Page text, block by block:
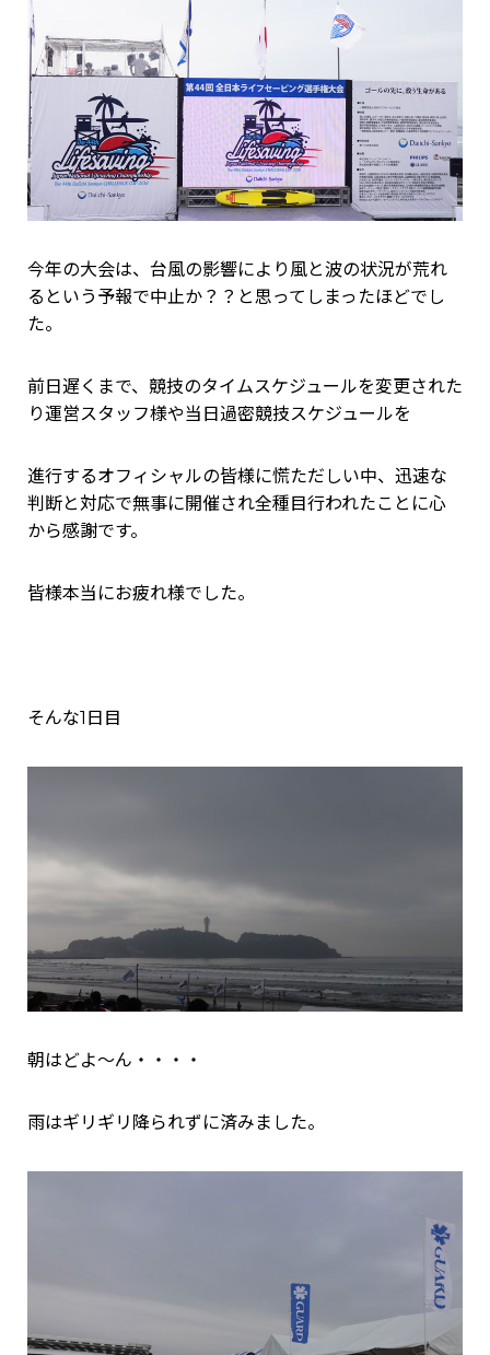
今年の大会は、台風の影響により風と波の状況が荒れ
るという予報で中止か？？と思ってしまったほどでし
た。
前日遅くまで、競技のタイムスケジュールを変更された
り運営スタッフ様や当日過密競技スケジュールを
進行するオフィシャルの皆様に慌ただしい中、迅速な
判断と対応で無事に開催され全種目行われたことに心
から感謝です。
皆様本当にお疲れ様でした。
そんな1日目
朝はどよ～ん・・・・
雨はギリギリ降られずに済みました。